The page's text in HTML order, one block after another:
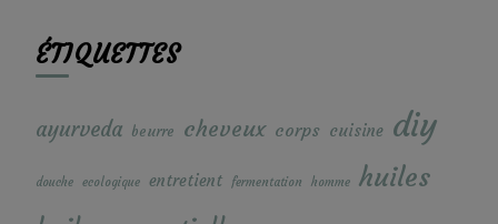
ÉTIQUETTES
ayurveda beurre cheveux corps cuisine diy
douche ecologique entretient fermentation homme huiles